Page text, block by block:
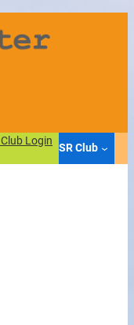
Club Login
SR Club